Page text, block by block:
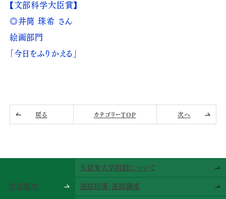
【文部科学大臣賞】
◎井筒 珠希 さん
絵画部門
「今日をふりかえる」
戻る カテゴリーTOP 次へ
学校案内
久留米大学附設について
進路指導･進路講座